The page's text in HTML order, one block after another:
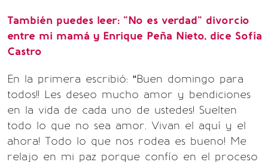
También puedes leer: "No es verdad" divorcio
entre mi mamá y Enrique Peña Nieto, dice Sofía
Castro
En la primera escribió: “Buen domingo para
todos!! Les deseo mucho amor y bendiciones
en la vida de cada uno de ustedes! Suelten
todo lo que no sea amor. Vivan el aquí y el
ahora! Todo lo que nos rodea es bueno! Me
relajo en mi paz porque confío en el proceso